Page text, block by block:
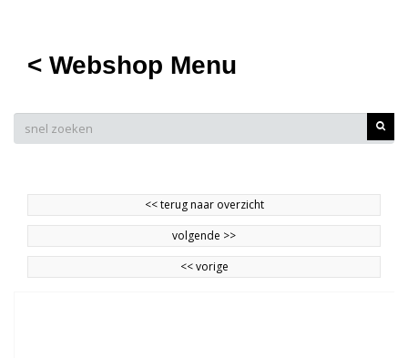
< Webshop Menu
<<terug naar overzicht
volgende >>
<<vorige